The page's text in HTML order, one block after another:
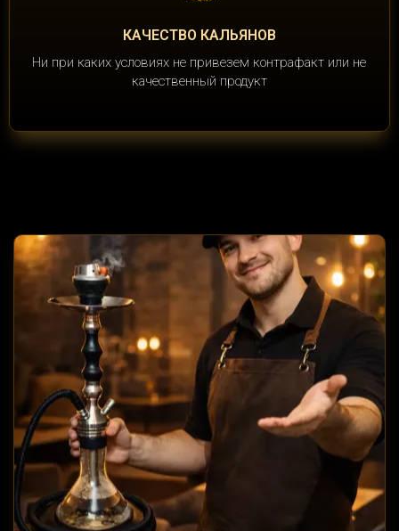
КАЧЕСТВО КАЛЬЯНОВ
Ни при каких условиях не привезем контрафакт или не
качественный продукт